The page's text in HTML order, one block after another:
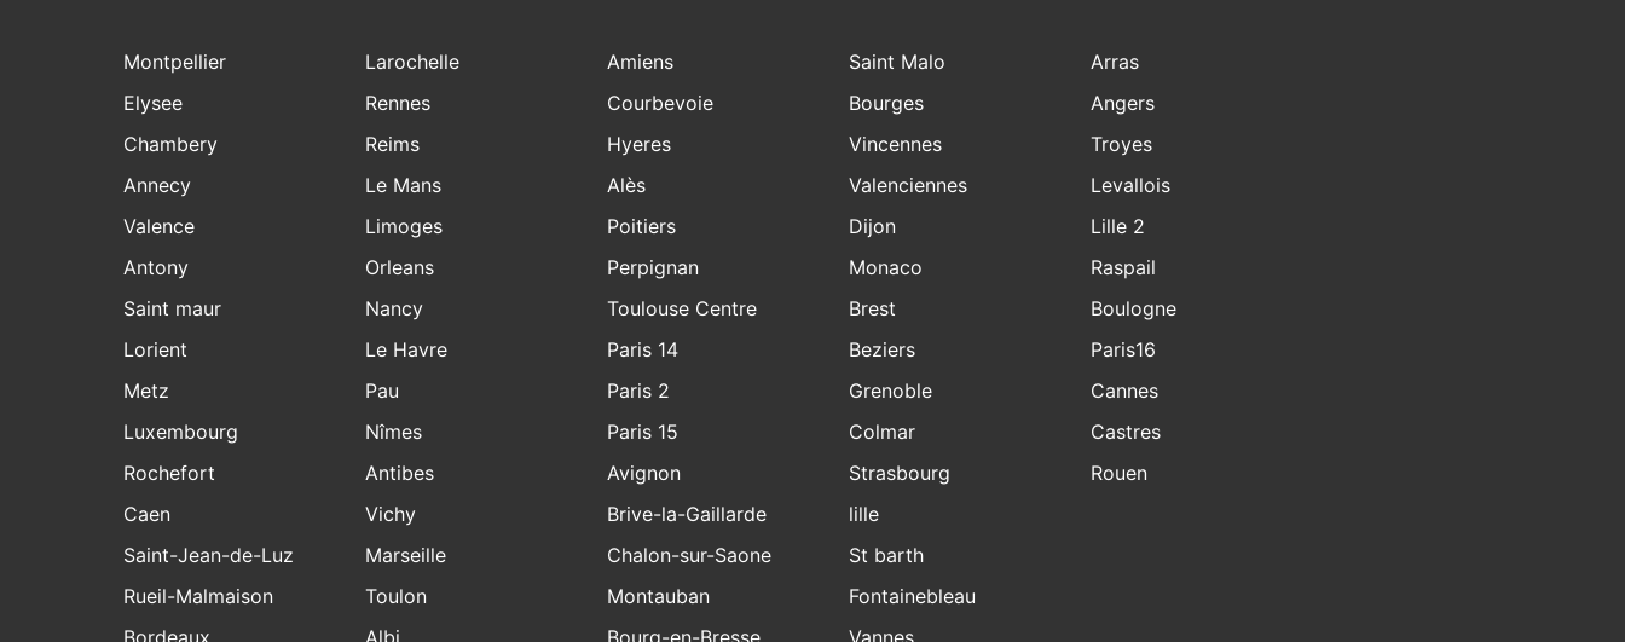
Montpellier
Elysee
Chambery
Annecy
Valence
Antony
Saint maur
Lorient
Metz
Luxembourg
Rochefort
Larochelle
Rennes
Reims
Le Mans
Limoges
Orleans
Nancy
Le Havre
Pau
Nîmes
Antibes
Amiens
Courbevoie
Hyeres
Alès
Poitiers
Perpignan
Toulouse Centre
Paris 14
Paris 2
Paris 15
Avignon
Saint Malo
Bourges
Vincennes
Valenciennes
Dijon
Monaco
Brest
Beziers
Grenoble
Colmar
Strasbourg
Arras
Angers
Troyes
Levallois
Lille 2
Raspail
Boulogne
Paris16
Cannes
Castres
Rouen
Caen
Saint-Jean-de-Luz
Rueil-Malmaison
Bordeaux
Vichy
Marseille
Toulon
Albi
Brive-la-Gaillarde
Chalon-sur-Saone
Montauban
Bourg-en-Bresse
lille
St barth
Fontainebleau
Vannes